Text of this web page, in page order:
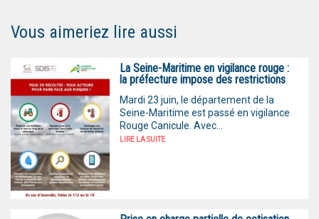
Vous aimeriez lire aussi
La Seine-Maritime en vigilance rouge :
la préfecture impose des restrictions
Mardi 23 juin, le département de la
Seine-Maritime est passé en vigilance
Rouge Canicule. Avec...
LIRE LA SUITE